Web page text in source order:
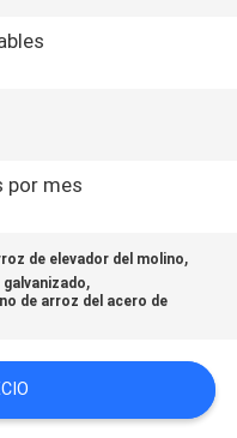
por mes
de elevador del molino,
galvanizado,
de arroz del acero de